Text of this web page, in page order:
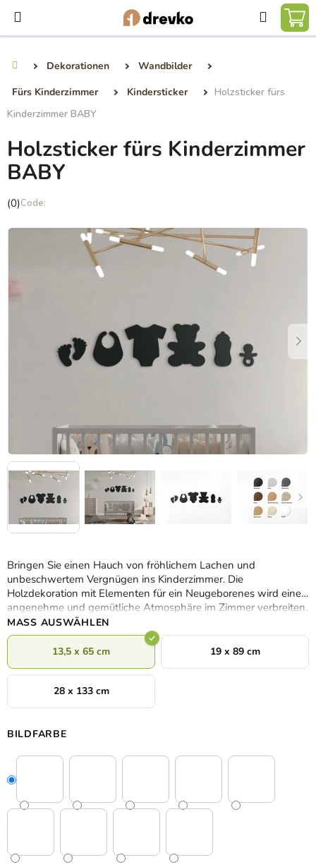
Inhalt
springen
Suchen
Dekorationen
Wandbilder
Fürs Kinderzimmer
Kindersticker
Holzsticker fürs
Kinderzimmer BABY
Bringen Sie einen Hauch von fröhlichem Lachen und
unbeschwertem Vergnügen ins Kinderzimmer. Die
Holzdekoration mit Elementen für ein Neugeborenes wird eine
angenehme und gemütliche Atmosphäre im Zimmer verbreiten.
MASS AUSWÄHLEN
13,5 x 65 cm 19 x 89 cm
28 x 133 cm
BILDFARBE
Holzsticker fürs Kinderzimmer
BABY
Die
Produktbewertung
5
Sternen.
(0)